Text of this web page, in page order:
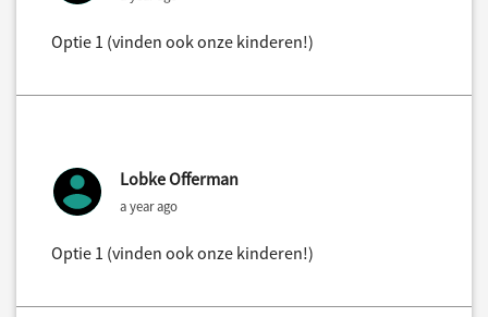
Optie 1 (vinden ook onze kinderen!)
Lobke Offerman
a year ago
Optie 1 (vinden ook onze kinderen!)